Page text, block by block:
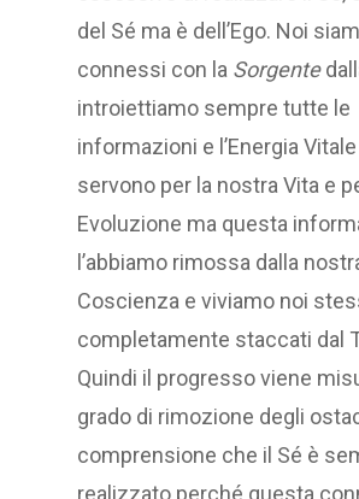
del Sé ma è dell’Ego. Noi
connessi con la Sorgente
introiettiamo sempre tutte le
informazioni e l’Energia
servono per la nostra Vita e
Evoluzione ma questa
l’abbiamo rimossa dalla
Coscienza e viviamo noi
completamente staccati dal
Quindi il progresso viene
grado di rimozione degli
comprensione che il Sé è
realizzato perché questa